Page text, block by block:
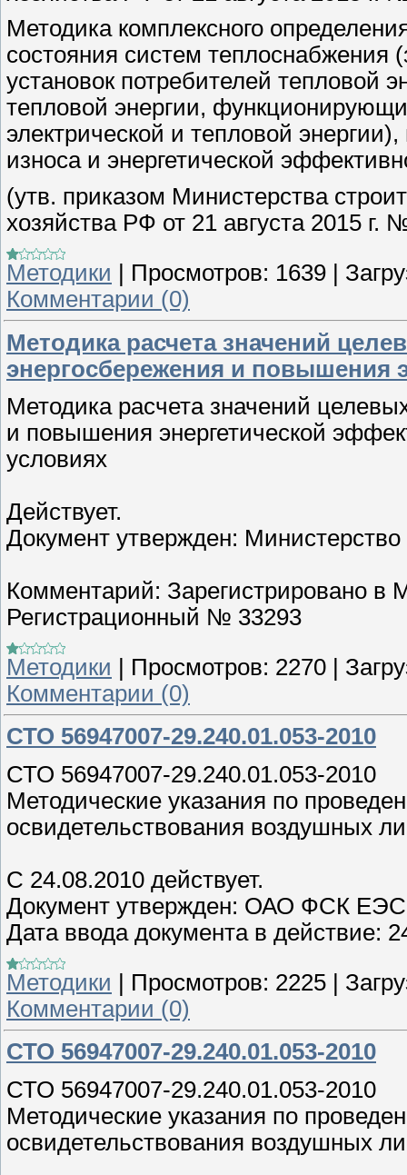
Методика комплексного
состояния систем
установок потребителей тепловой
тепловой энергии,
электрической и тепловой
износа и энергетической
(утв. приказом Министерства
хозяйства РФ от 21 августа 2015 г.
Методики | Просмотров: 1639 |
Комментарии (0)
Методика расчета значений
энергосбережения и повышения
Методика расчета значений
и повышения энергетической
условиях
Действует.
Документ утвержден:
Комментарий: Зарегистрировано
Регистрационный № 33293
Методики
Просмотров: 2270
Комментарии (0)
СТО 56947007-29.240.01.053-2010
СТО 56947007-29.240.01.053-2010
Методические указания по
освидетельствования воздушных
C 24.08.2010 действует.
Документ утвержден: ОАО ФСК
Дата ввода документа в действие:
Методики | Просмотров: 2225 |
Комментарии (0)
СТО 56947007-29.240.01.053-2010
СТО 56947007-29.240.01.053-2010
Методические указания по
освидетельствования воздушных